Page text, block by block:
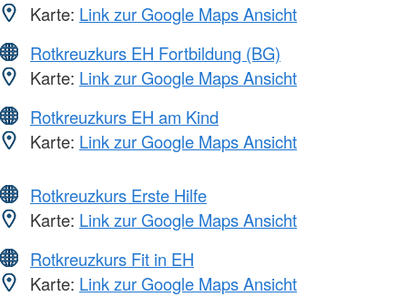
Karte: Link zur Google Maps Ansicht
Rotkreuzkurs EH Fortbildung (BG)
Karte: Link zur Google Maps Ansicht
Rotkreuzkurs EH am Kind
Karte: Link zur Google Maps Ansicht
Rotkreuzkurs Erste Hilfe
Karte: Link zur Google Maps Ansicht
Rotkreuzkurs Fit in EH
Karte: Link zur Google Maps Ansicht